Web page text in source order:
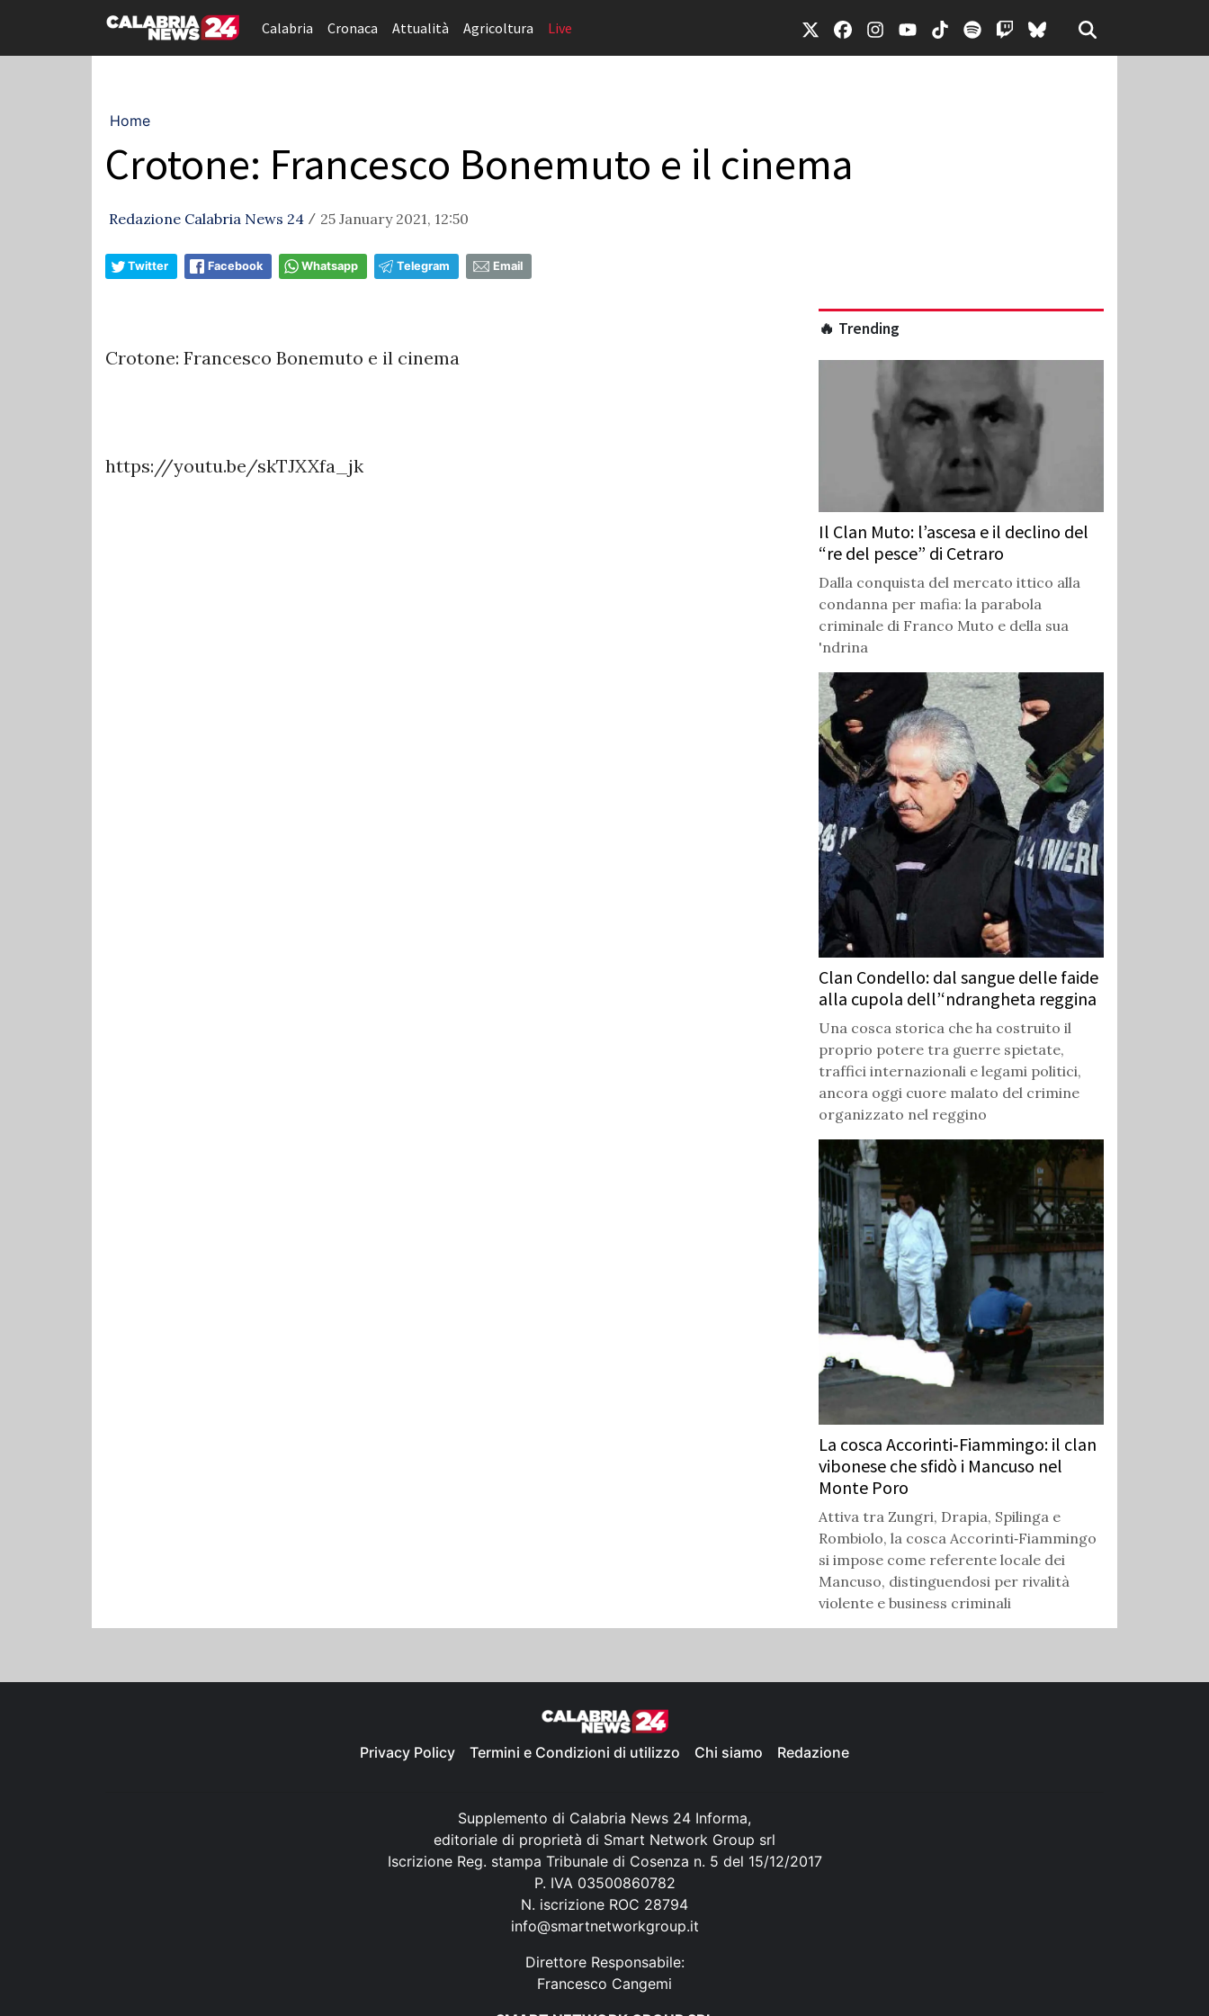
Calabria Cronaca Attualità Agricoltura Live
Home
Crotone: Francesco Bonemuto e il cinema
Redazione Calabria News 24 / 25 January 2021, 12:50
Twitter Facebook Whatsapp Telegram Email
Crotone: Francesco Bonemuto e il cinema
https://youtu.be/skTJXXfa_jk
🔥 Trending
Il Clan Muto: l’ascesa e il declino del
“re del pesce” di Cetraro
Dalla conquista del mercato ittico alla
condanna per mafia: la parabola
criminale di Franco Muto e della sua
'ndrina
Clan Condello: dal sangue delle faide
alla cupola dell’‘ndrangheta reggina
Una cosca storica che ha costruito il
proprio potere tra guerre spietate,
traffici internazionali e legami politici,
ancora oggi cuore malato del crimine
organizzato nel reggino
La cosca Accorinti‑Fiammingo: il clan
vibonese che sfidò i Mancuso nel
Monte Poro
Attiva tra Zungri, Drapia, Spilinga e
Rombiolo, la cosca Accorinti‑Fiammingo
si impose come referente locale dei
Mancuso, distinguendosi per rivalità
violente e business criminali
Privacy Policy Termini e Condizioni di utilizzo Chi siamo Redazione
Supplemento di Calabria News 24 Informa,
editoriale di proprietà di Smart Network Group srl
Iscrizione Reg. stampa Tribunale di Cosenza n. 5 del 15/12/2017
P. IVA 03500860782
N. iscrizione ROC 28794
info@smartnetworkgroup.it
Direttore Responsabile:
Francesco Cangemi